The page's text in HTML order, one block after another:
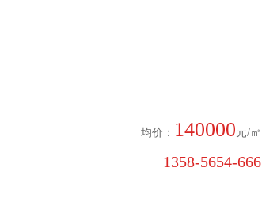
均价： 140000元/㎡
1358-5654-666‬